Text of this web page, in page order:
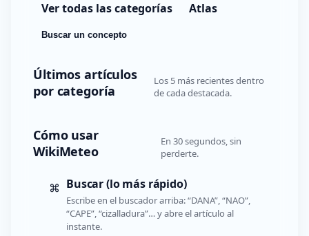
Ver todas las categorías Atlas
Buscar un concepto
Últimos artículos
por categoría
Los 5 más recientes dentro
de cada destacada.
Cómo usar
WikiMeteo
En 30 segundos, sin
perderte.
⌘ Buscar (lo más rápido)
Escribe en el buscador arriba: “DANA”, “NAO”,
“CAPE”, “cizalladura”… y abre el artículo al
instante.